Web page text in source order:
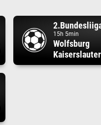
15h 5min
Wolfsburg